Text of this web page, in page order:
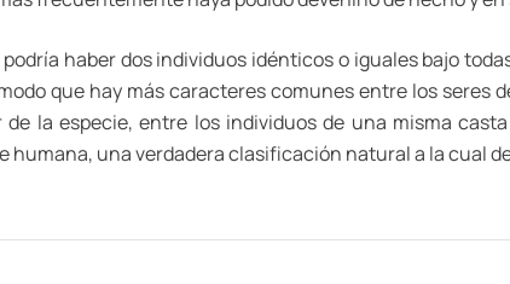
haber dos individuos idénticos o iguales bajo
que hay más caracteres comunes entre los
la especie, entre los individuos de una misma
humana, una verdadera clasificación natural a la cual